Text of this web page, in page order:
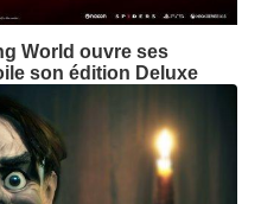
World ouvre ses
son édition Deluxe